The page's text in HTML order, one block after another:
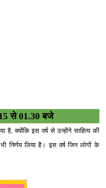
से 01.30 बजे
है, क्‍योंकि इस वर्ष से उन्‍होंने साहित्‍य की
निर्णय लिया है। इस वर्ष जिन लोगों के